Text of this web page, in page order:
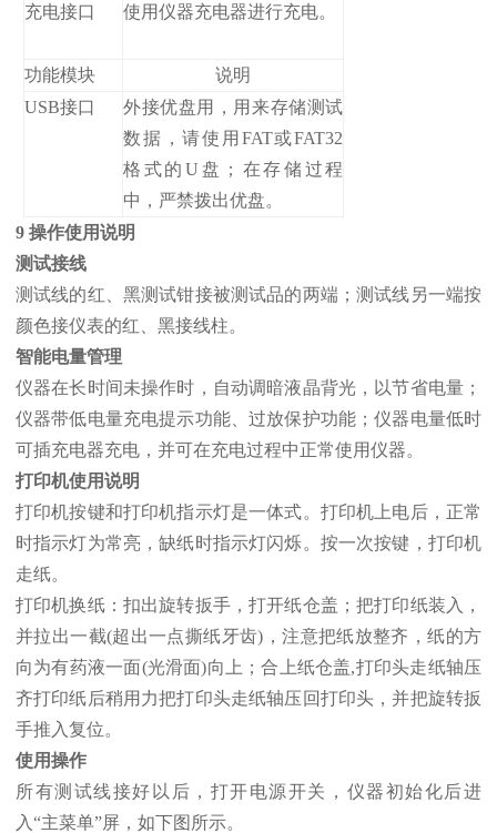
充电接口
使用仪器充电器进行充电。
功能模块
说明
USB接口
外接优盘用，用来存储测试
数据，请使用FAT或FAT32
格式的U盘；在存储过程
中，严禁拨出优盘。
9 操作使用说明
测试接线
测试线的红、黑测试钳接被测试品的两端；测试线另一端按
颜色接仪表的红、黑接线柱。
智能电量管理
仪器在长时间未操作时，自动调暗液晶背光，以节省电量；
仪器带低电量充电提示功能、过放保护功能；仪器电量低时
可插充电器充电，并可在充电过程中正常使用仪器。
打印机使用说明
打印机按键和打印机指示灯是一体式。打印机上电后，正常
时指示灯为常亮，缺纸时指示灯闪烁。按一次按键，打印机
走纸。
打印机换纸：扣出旋转扳手，打开纸仓盖；把打印纸装入，
并拉出一截(超出一点撕纸牙齿)，注意把纸放整齐，纸的方
向为有药液一面(光滑面)向上；合上纸仓盖,打印头走纸轴压
齐打印纸后稍用力把打印头走纸轴压回打印头，并把旋转扳
手推入复位。
使用操作
所有测试线接好以后，打开电源开关，仪器初始化后进
入“主菜单”屏，如下图所示。